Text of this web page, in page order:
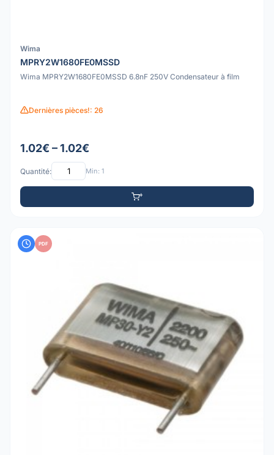
Wima
MPRY2W1680FE0MSSD
Wima MPRY2W1680FE0MSSD 6.8nF 250V Condensateur à film
Dernières pièces!: 26
1.02€ – 1.02€
Quantité: Min: 1
PDF